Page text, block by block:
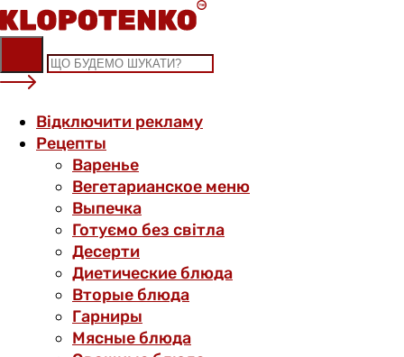
Skip
to
content
Відключити рекламу
Рецепты
Варенье
Вегетарианское меню
Выпечка
Готуємо без світла
Десерти
Диетические блюда
Вторые блюда
Гарниры
Мясные блюда